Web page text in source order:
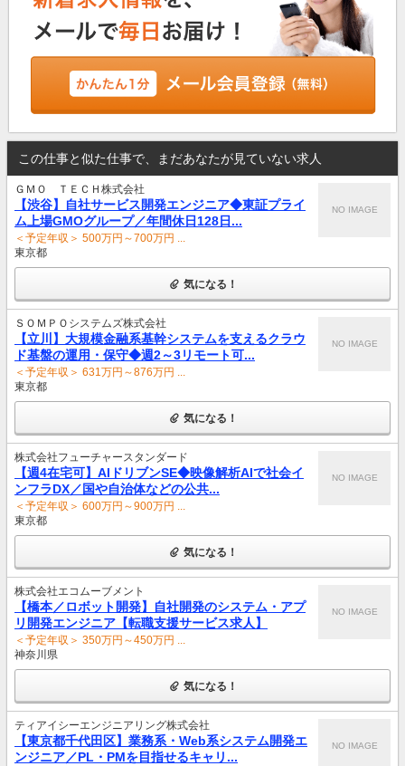
この仕事と似た仕事で、まだあなたが見ていない求人
ＧＭＯ ＴＥＣＨ株式会社
【渋谷】自社サービス開発エンジニア◆東証プライ
ム上場GMOグループ／年間休日128日...
＜予定年収＞ 500万円～700万円 ...
東京都
NO IMAGE
気になる！
ＳＯＭＰＯシステムズ株式会社
【立川】大規模金融系基幹システムを支えるクラウ
ド基盤の運用・保守◆週2～3リモート可...
＜予定年収＞ 631万円～876万円 ...
東京都
NO IMAGE
気になる！
株式会社フューチャースタンダード
【週4在宅可】AIドリブンSE◆映像解析AIで社会イ
ンフラDX／国や自治体などの公共...
＜予定年収＞ 600万円～900万円 ...
東京都
NO IMAGE
気になる！
株式会社エコムーブメント
【橋本／ロボット開発】自社開発のシステム・アプ
リ開発エンジニア【転職支援サービス求人】
＜予定年収＞ 350万円～450万円 ...
神奈川県
NO IMAGE
気になる！
ティアイシーエンジニアリング株式会社
【東京都千代田区】業務系・Web系システム開発エ
ンジニア／PL・PMを目指せるキャリ...
NO IMAGE